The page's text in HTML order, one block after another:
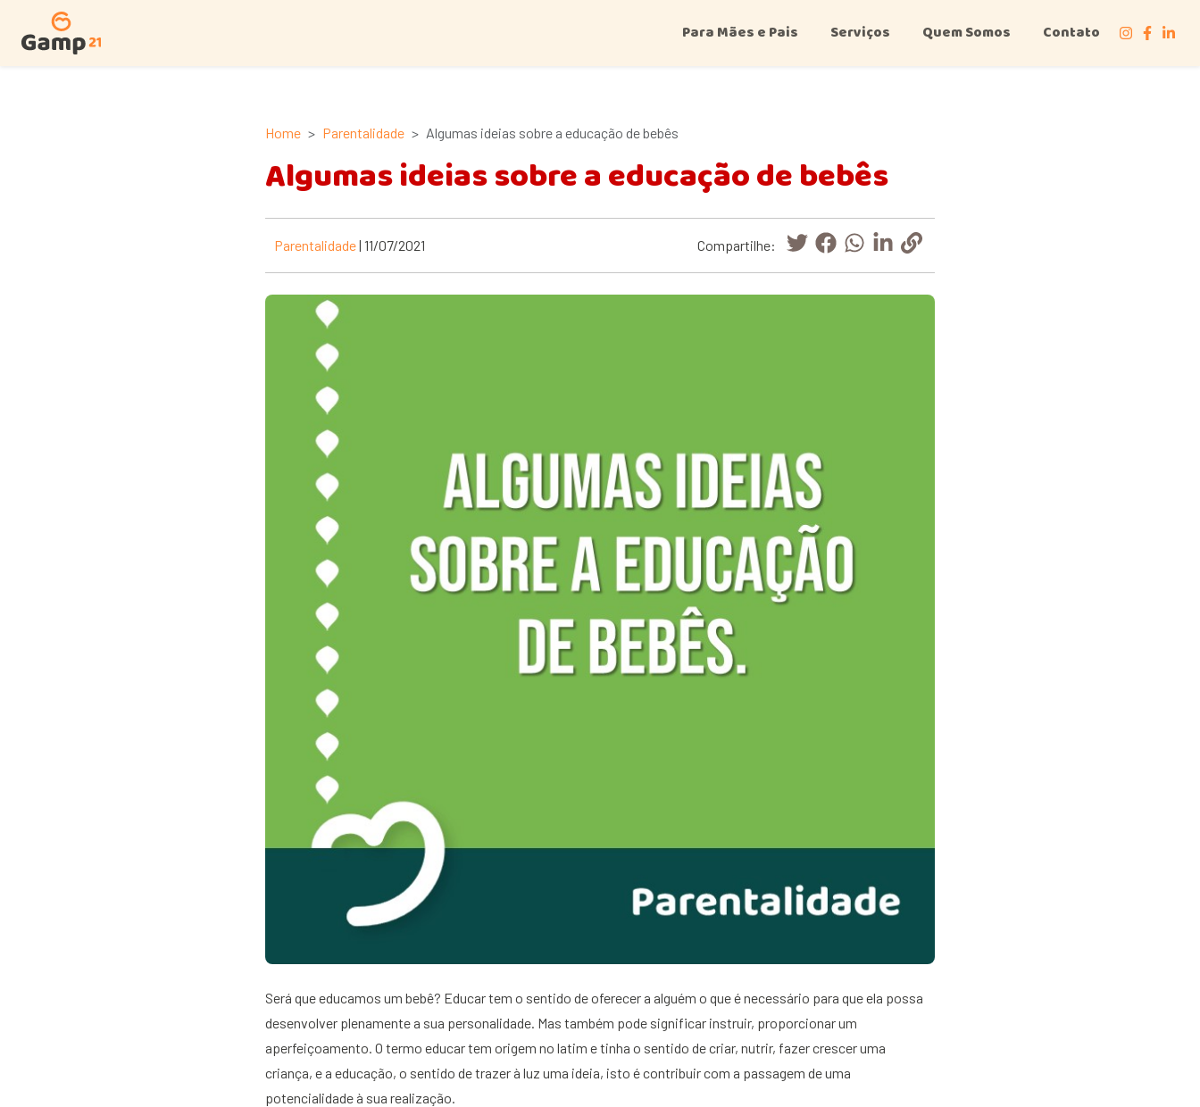
Para Mães e Pais Serviços Quem Somos Contato
Home Parentalidade Algumas ideias sobre a educação de bebês
Algumas ideias sobre a educação de bebês
Parentalidade| 11/07/2021 Compartilhe:
Será que educamos um bebê? Educar tem o sentido de oferecer a alguém o que é necessário para que ela possa
desenvolver plenamente a sua personalidade. Mas também pode significar instruir, proporcionar um
aperfeiçoamento. O termo educar tem origem no latim e tinha o sentido de criar, nutrir, fazer crescer uma
criança, e a educação, o sentido de trazer à luz uma ideia, isto é contribuir com a passagem de uma
potencialidade à sua realização.